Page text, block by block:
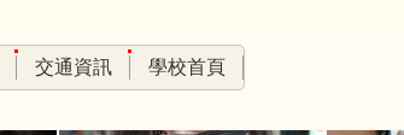
交通資訊 學校首頁